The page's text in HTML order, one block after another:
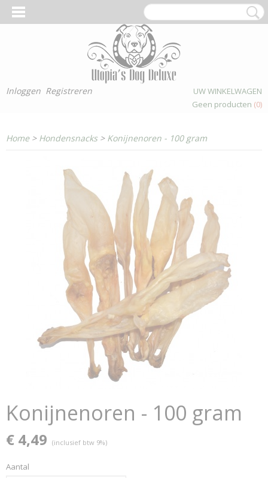
Inloggen Registreren
UW WINKELWAGEN
Geen producten (0)
Home> Hondensnacks > Konijnenoren - 100 gram
Konijnenoren - 100 gram
€ 4,49 (inclusief btw 9%)
Aantal